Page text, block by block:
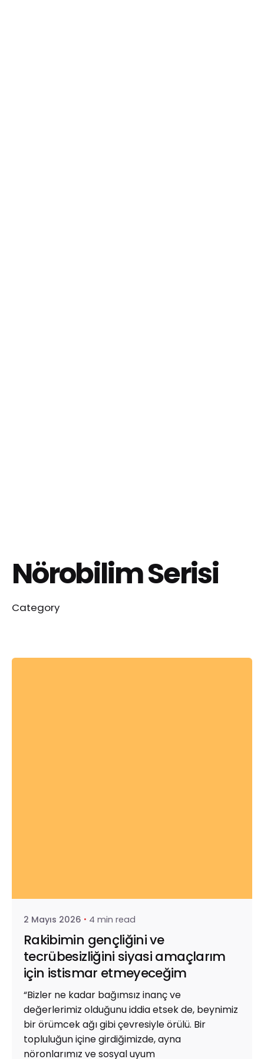
Nörobilim Serisi
Category
2 Mayıs 2026 4 min read
Rakibimin gençliğini ve
tecrübesizliğini siyasi amaçlarım
için istismar etmeyeceğim
“Bizler ne kadar bağımsız inanç ve
değerlerimiz olduğunu iddia etsek de, beynimiz
bir örümcek ağı gibi çevresiyle örülü. Bir
topluluğun içine girdiğimizde, ayna
nöronlarımız ve sosyal uyum